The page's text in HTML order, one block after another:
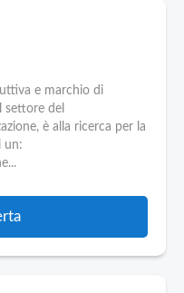
e marchio di
settore del
è alla ricerca per la
un: